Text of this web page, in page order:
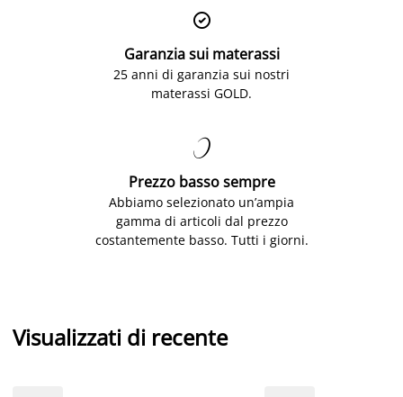

Garanzia sui materassi
25 anni di garanzia sui nostri
materassi GOLD.

Prezzo basso sempre
Abbiamo selezionato un’ampia
gamma di articoli dal prezzo
costantemente basso. Tutti i giorni.
Visualizzati di recente